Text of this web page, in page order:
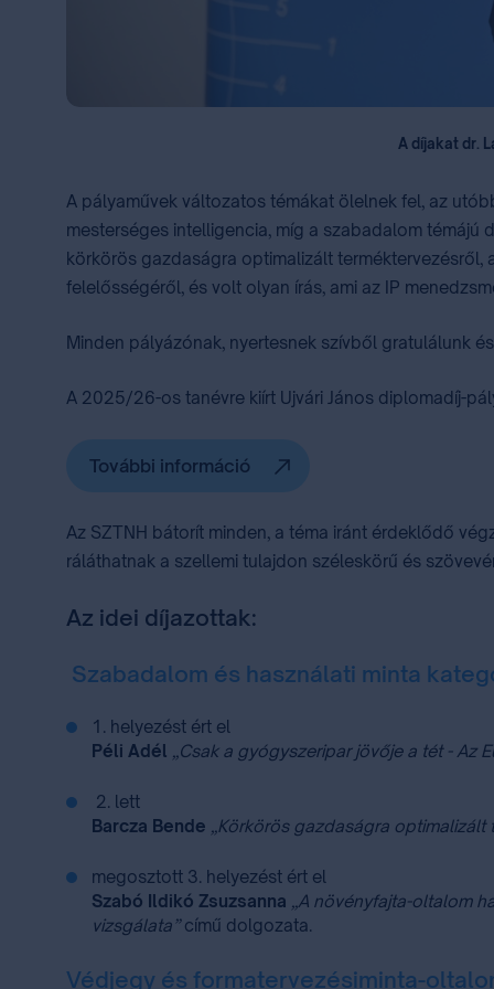
A díjakat dr.
A pályaművek változatos témákat ölelnek fel, az
mesterséges intelligencia, míg a szabadalom
körkörös gazdaságra optimalizált
felelősségéről, és volt olyan írás, ami az IP
Minden pályázónak, nyertesnek szívből gratulálunk
A 2025/26-os tanévre kiírt Ujvári János diplomadíj-
További információ
Az SZTNH bátorít minden, a téma iránt érdeklődő
ráláthatnak a szellemi tulajdon széleskörű és
Az idei díjazottak:
Szabadalom és használati minta
1. helyezést ért el
Péli Adél „Csak a gyógyszeripar jövője a tét - Az
2. lett
Barcza Bende „Körkörös gazdaságra optimalizált
megosztott 3. helyezést ért el
Szabó Ildikó Zsuzsanna „A növényfajta-oltalom
vizsgálata”című dolgozata.
Védjegy és formatervezésiminta-